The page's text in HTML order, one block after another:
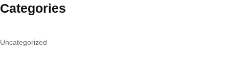
Categories
Uncategorized